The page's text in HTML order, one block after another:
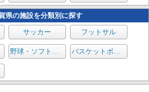
県の施設を分類別に探す
サッカー フットサル
野球・ソフトボール バスケットボール